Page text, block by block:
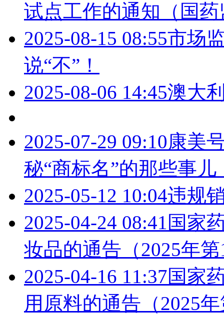
试点工作的通知（国
2025-08-15 08:55市场
说“不”！
2025-08-06 14:45澳大
2025-07-29 09:10康美
秘“商标名”的那些事儿
2025-05-12 10:04违规
2025-04-24 08:41 国家
妆品的通告（2025年
2025-04-16 11:37国家
用原料的通告（2025